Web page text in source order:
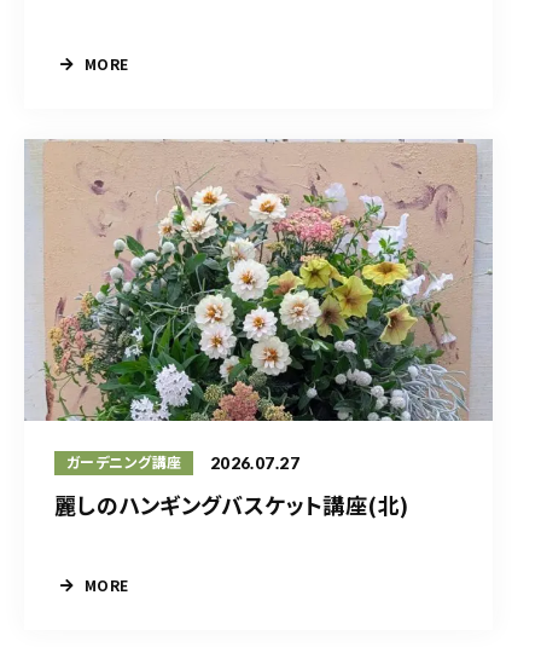
MORE
ガーデニング講座 2026.07.27
麗しのハンギングバスケット講座(北)
MORE